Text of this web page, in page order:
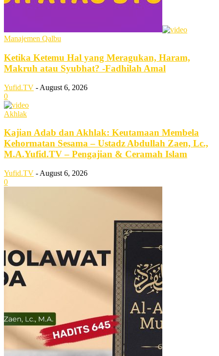
Manajemen Qalbu
Ketika Ketemu Hal yang Meragukan, Haram,
Makruh atau Syubhat? -Fadhilah Amal
Yufid.TV - August 6, 2026
0
Akhlak
Kajian Adab dan Akhlak: Keutamaan Membela
Kehormatan Sesama – Ustadz Abdullah Zaen, Lc.,
M.A.Yufid.TV – Pengajian & Ceramah Islam
Yufid.TV - August 6, 2026
0